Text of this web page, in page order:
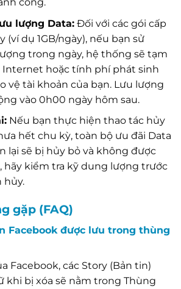
lượng Data:Đối với các gói cấp
(ví dụ 1GB/ngày), nếu bạn sử
trong ngày, hệ thống sẽ tạm
hoặc tính phí phát sinh
vệ tài khoản của bạn. Lưu lượng
vào 0h00 ngày hôm sau.
Nếu bạn thực hiện thao tác hủy
hết chu kỳ, toàn bộ ưu đãi Data
lại sẽ bị hủy bỏ và không được
hãy kiểm tra kỹ dung lượng trước
hủy.
gặp (FAQ)
Facebook được lưu trong thùng
Facebook, các Story (Bản tin)
khi bị xóa sẽ nằm trong Thùng